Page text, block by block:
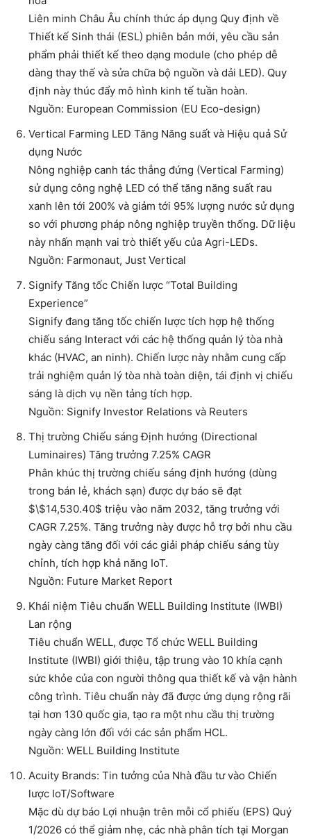
Liên minh Châu Âu chính thức áp dụng Quy định về
Thiết kế Sinh thái (ESL) phiên bản mới, yêu cầu sản
phẩm phải thiết kế theo dạng module (cho phép dễ
dàng thay thế và sửa chữa bộ nguồn và dải LED). Quy
định này thúc đẩy mô hình kinh tế tuần hoàn.
Nguồn: European Commission (EU Eco-design)
Vertical Farming LED Tăng Năng suất và Hiệu quả Sử
dụng Nước
Nông nghiệp canh tác thẳng đứng (Vertical Farming)
sử dụng công nghệ LED có thể tăng năng suất rau
xanh lên tới 200% và giảm tới 95% lượng nước sử dụng
so với phương pháp nông nghiệp truyền thống. Dữ liệu
này nhấn mạnh vai trò thiết yếu của Agri-LEDs.
Nguồn: Farmonaut, Just Vertical
Signify Tăng tốc Chiến lược “Total Building
Experience”
Signify đang tăng tốc chiến lược tích hợp hệ thống
chiếu sáng Interact với các hệ thống quản lý tòa nhà
khác (HVAC, an ninh). Chiến lược này nhằm cung cấp
trải nghiệm quản lý tòa nhà toàn diện, tái định vị chiếu
sáng là dịch vụ nền tảng tích hợp.
Nguồn: Signify Investor Relations và Reuters
Thị trường Chiếu sáng Định hướng (Directional
Luminaires) Tăng trưởng 7.25% CAGR
Phân khúc thị trường chiếu sáng định hướng (dùng
trong bán lẻ, khách sạn) được dự báo sẽ đạt
$\$14,530.40$ triệu vào năm 2032, tăng trưởng với
CAGR 7.25%. Tăng trưởng này được hỗ trợ bởi nhu cầu
ngày càng tăng đối với các giải pháp chiếu sáng tùy
chỉnh, tích hợp khả năng IoT.
Nguồn: Future Market Report
Khái niệm Tiêu chuẩn WELL Building Institute (IWBI)
Lan rộng
Tiêu chuẩn WELL, được Tổ chức WELL Building
Institute (IWBI) giới thiệu, tập trung vào 10 khía cạnh
sức khỏe của con người thông qua thiết kế và vận hành
công trình. Tiêu chuẩn này đã được ứng dụng rộng rãi
tại hơn 130 quốc gia, tạo ra một nhu cầu thị trường
ngày càng lớn đối với các sản phẩm HCL.
Nguồn: WELL Building Institute
Acuity Brands: Tin tưởng của Nhà đầu tư vào Chiến
lược IoT/Software
Mặc dù dự báo Lợi nhuận trên mỗi cổ phiếu (EPS) Quý
1/2026 có thể giảm nhẹ, các nhà phân tích tại Morgan